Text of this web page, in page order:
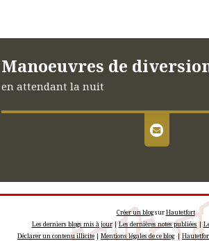
Manoeuvres de
en attendant la nuit
Créer un blogsurHautetfort
Les derniers blogs mis à jour|Les dernières notes publiées |
Déclarer un contenu illicite|Mentions légales de ce blog|